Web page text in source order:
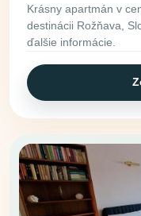
Krásny apartmán v
destinácii Rožňava,
ďalšie informácie.